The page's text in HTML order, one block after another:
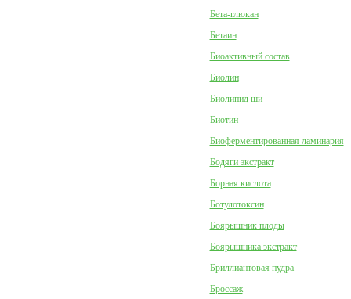
Бета-глюкан
Бетаин
Биоактивный состав
Биолин
Биолипид ши
Биотин
Биоферментированная ламинария
Бодяги экстракт
Борная кислота
Ботулотоксин
Боярышник плоды
Боярышника экстракт
Бриллиантовая пудра
Броссаж